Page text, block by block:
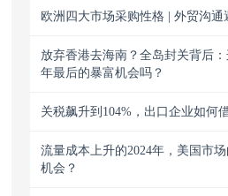
欧洲四大市场采购性格 | 外贸沟通
放弃香港去海南？全岛封关背后
年最后的暴富机会吗？
关税飙升到104%，出口企业如何
流量成本上升的2024年，美国市
机会？